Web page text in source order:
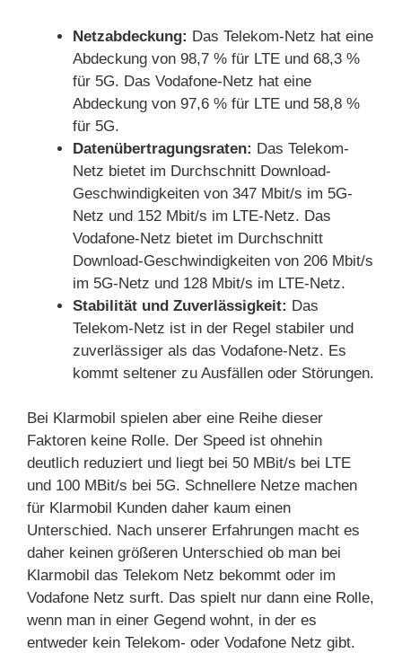
Netzabdeckung: Das Telekom-Netz hat eine
Abdeckung von 98,7 % für LTE und 68,3 %
für 5G. Das Vodafone-Netz hat eine
Abdeckung von 97,6 % für LTE und 58,8 %
für 5G.
Datenübertragungsraten: Das Telekom-
Netz bietet im Durchschnitt Download-
Geschwindigkeiten von 347 Mbit/s im 5G-
Netz und 152 Mbit/s im LTE-Netz. Das
Vodafone-Netz bietet im Durchschnitt
Download-Geschwindigkeiten von 206 Mbit/s
im 5G-Netz und 128 Mbit/s im LTE-Netz.
Stabilität und Zuverlässigkeit: Das
Telekom-Netz ist in der Regel stabiler und
zuverlässiger als das Vodafone-Netz. Es
kommt seltener zu Ausfällen oder Störungen.
Bei Klarmobil spielen aber eine Reihe dieser
Faktoren keine Rolle. Der Speed ist ohnehin
deutlich reduziert und liegt bei 50 MBit/s bei LTE
und 100 MBit/s bei 5G. Schnellere Netze machen
für Klarmobil Kunden daher kaum einen
Unterschied. Nach unserer Erfahrungen macht es
daher keinen größeren Unterschied ob man bei
Klarmobil das Telekom Netz bekommt oder im
Vodafone Netz surft. Das spielt nur dann eine Rolle,
wenn man in einer Gegend wohnt, in der es
entweder kein Telekom- oder Vodafone Netz gibt.